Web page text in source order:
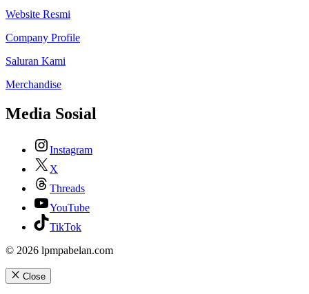
Website Resmi
Company Profile
Saluran Kami
Merchandise
Media Sosial
Instagram
X
Threads
YouTube
TikTok
© 2026 lpmpabelan.com
Close